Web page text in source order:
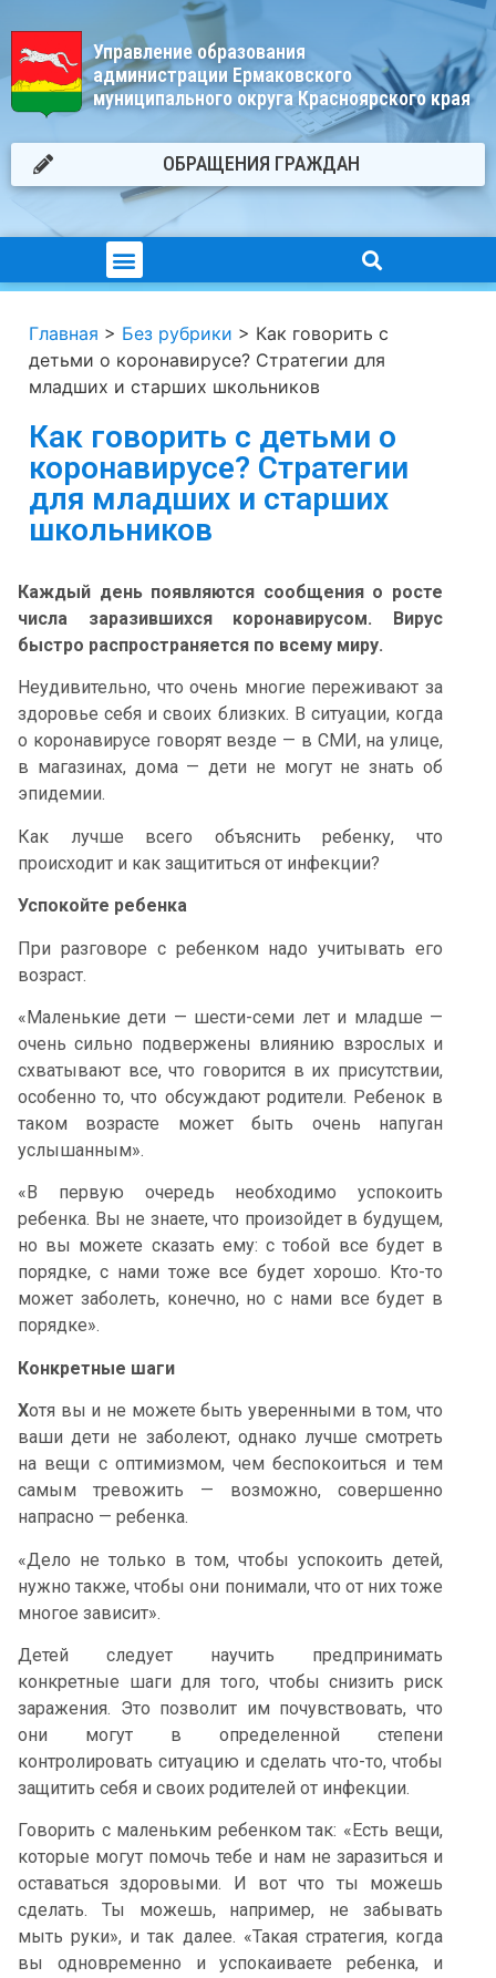
Управление образования
администрации Ермаковского
муниципального округа Красноярского края
ОБРАЩЕНИЯ ГРАЖДАН
Главная > Без рубрики > Как говорить с
детьми о коронавирусе? Стратегии для
младших и старших школьников
Как говорить с детьми о
коронавирусе? Стратегии
для младших и старших
школьников
Каждый день появляются сообщения о росте
числа заразившихся коронавирусом. Вирус
быстро распространяется по всему миру.
Неудивительно, что очень многие переживают за
здоровье себя и своих близких. В ситуации, когда
о коронавирусе говорят везде — в СМИ, на улице,
в магазинах, дома — дети не могут не знать об
эпидемии.
Как лучше всего объяснить ребенку, что
происходит и как защититься от инфекции?
Успокойте ребенка
При разговоре с ребенком надо учитывать его
возраст.
«Маленькие дети — шести-семи лет и младше —
очень сильно подвержены влиянию взрослых и
схватывают все, что говорится в их присутствии,
особенно то, что обсуждают родители. Ребенок в
таком возрасте может быть очень напуган
услышанным».
«В первую очередь необходимо успокоить
ребенка. Вы не знаете, что произойдет в будущем,
но вы можете сказать ему: с тобой все будет в
порядке, с нами тоже все будет хорошо. Кто-то
может заболеть, конечно, но с нами все будет в
порядке».
Конкретные шаги
Хотя вы и не можете быть уверенными в том, что
ваши дети не заболеют, однако лучше смотреть
на вещи с оптимизмом, чем беспокоиться и тем
самым тревожить — возможно, совершенно
напрасно — ребенка.
«Дело не только в том, чтобы успокоить детей,
нужно также, чтобы они понимали, что от них тоже
многое зависит».
Детей следует научить предпринимать
конкретные шаги для того, чтобы снизить риск
заражения. Это позволит им почувствовать, что
они могут в определенной степени
контролировать ситуацию и сделать что-то, чтобы
защитить себя и своих родителей от инфекции.
Говорить с маленьким ребенком так: «Есть вещи,
которые могут помочь тебе и нам не заразиться и
оставаться здоровыми. И вот что ты можешь
сделать. Ты можешь, например, не забывать
мыть руки», и так далее. «Такая стратегия, когда
вы одновременно и успокаиваете ребенка, и